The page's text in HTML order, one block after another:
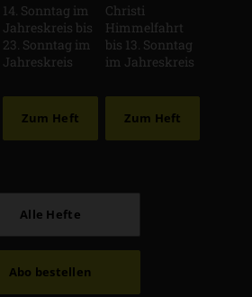
14. Sonntag im
Jahreskreis bis
23. Sonntag im
Jahreskreis
Zum Heft
Christi
Himmelfahrt
bis 13. Sonntag
im Jahreskreis
Zum Heft
Alle Hefte
Abo bestellen